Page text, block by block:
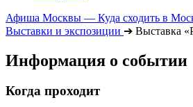
Афиша Москвы — Куда сходить в
Выставки и экспозиции ➔ Выставка
Информация о событии
Когда проходит